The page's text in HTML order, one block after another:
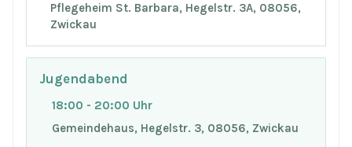
Pflegeheim St. Barbara, Hegelstr. 3A, 08056,
Zwickau
Jugendabend
18:00 - 20:00 Uhr
Gemeindehaus, Hegelstr. 3, 08056, Zwickau